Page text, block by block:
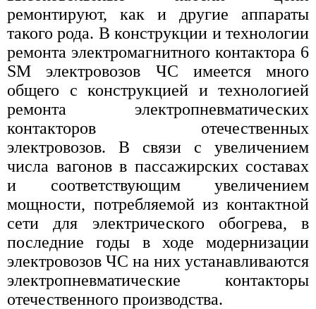
ремонтируют, как и другие аппараты
такого рода. В конструкции и технологии
ремонта электромагнитного контактора 6
SM электровозов ЧС имеется много
общего с конструкцией и технологией
ремонта электропневматических
контакторов отечественных
электровозов. В связи с увеличением
числа вагонов в пассажирских составах
и соответствующим увеличением
мощности, потребляемой из контактной
сети для электрического обогрева, в
последние годы в ходе модернизации
электровозов ЧС на них устанавливаются
электропневматические контакторы
отечественного производства.